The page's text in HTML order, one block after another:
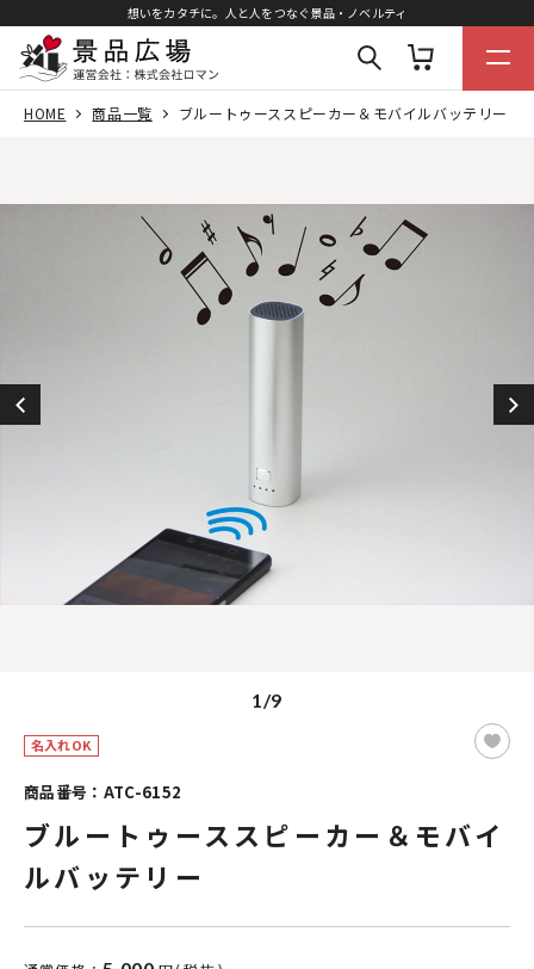
想いをカタチに。人と人をつなぐ景品・ノベルティ
HOME 商品一覧 ブルートゥーススピーカー＆モバイルバッテリー
1/9
名入れOK
商品番号：ATC-6152
ブルートゥーススピーカー＆モバイ
ルバッテリー